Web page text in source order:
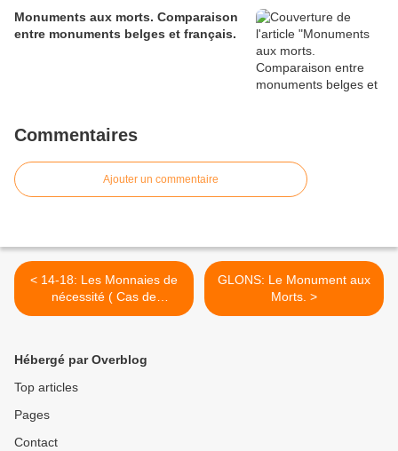
Monuments aux morts. Comparaison
entre monuments belges et français.
Commentaires
Ajouter un commentaire
< 14-18: Les Monnaies de
nécessité ( Cas de
TRAZEGNIES )
GLONS: Le Monument aux
Morts. >
Hébergé par Overblog
Top articles
Pages
Contact